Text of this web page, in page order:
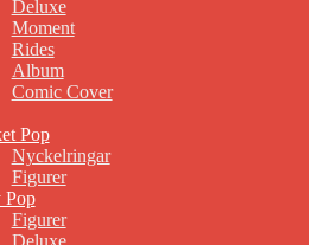
Deluxe
Moment
Rides
Album
Comic Cover
Pop
Nyckelringar
Figurer
Pop
Figurer